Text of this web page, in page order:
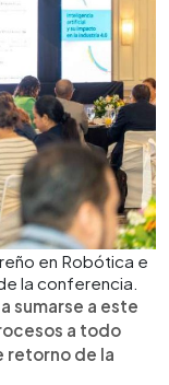
en Robótica e
la conferencia.
sumarse a este
a todo
retorno de la